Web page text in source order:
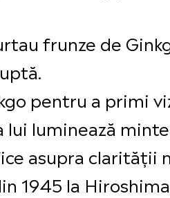
frunze de
pentru a primi
luminează
asupra clarității
1945 la